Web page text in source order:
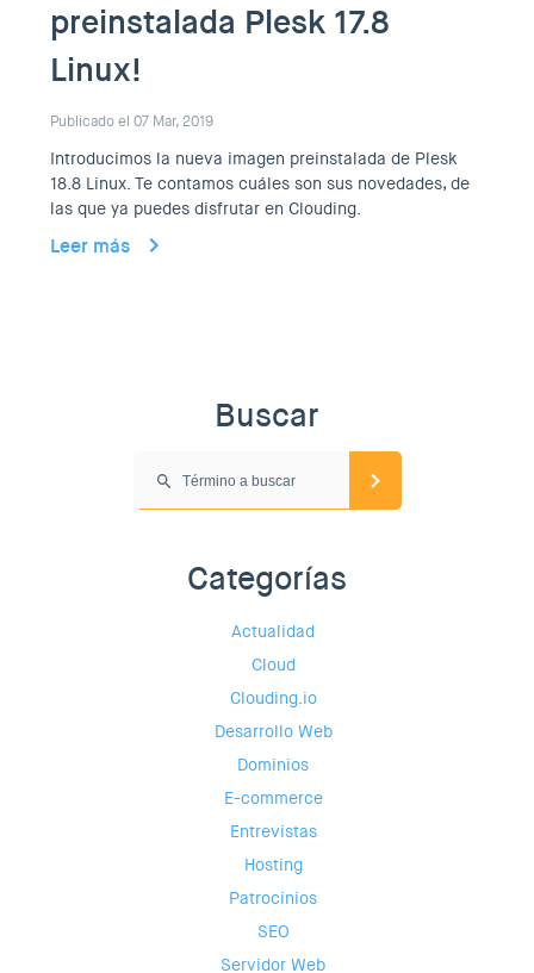
preinstalada Plesk 17.8
Linux!
Publicado el 07 Mar, 2019
Introducimos la nueva imagen preinstalada de Plesk
18.8 Linux. Te contamos cuáles son sus novedades, de
las que ya puedes disfrutar en Clouding.
Leer más
Buscar
Categorías
Actualidad
Cloud
Clouding.io
Desarrollo Web
Dominios
E-commerce
Entrevistas
Hosting
Patrocinios
SEO
Servidor Web